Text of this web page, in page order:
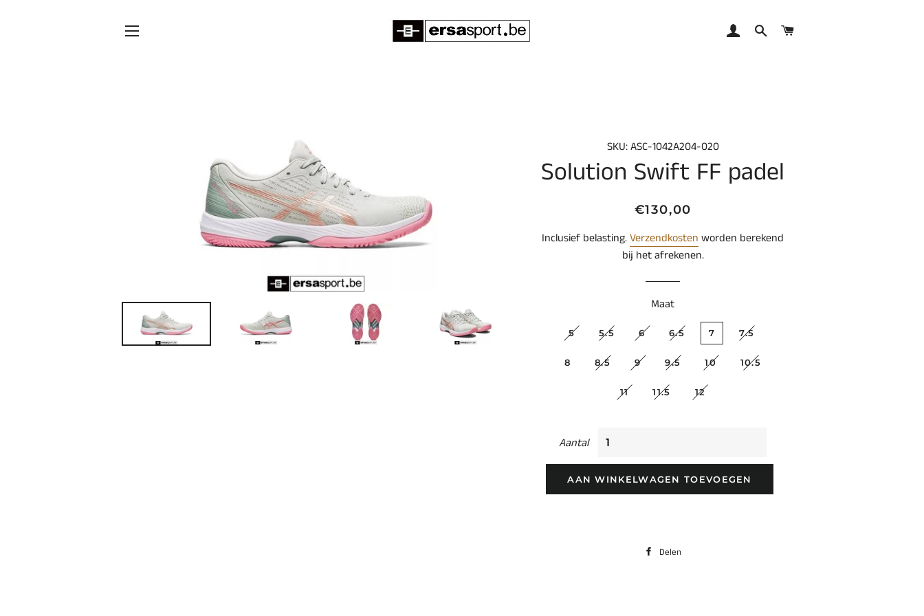
AANMELDEN
ZOEKEN
SKU: ASC-1042A204-020
Solution Swift FF padel
Normale
Aanbiedingsprijs
€130,00
Inclusief belasting.Verzendkosten worden berekend
bij het afrekenen.
Maat
5 5.5 6 6.5 7 7.5
8 8.5 9 9.5 10 10.5
11 11.5 12
Aantal
AAN WINKELWAGEN TOEVOEGEN
Delen